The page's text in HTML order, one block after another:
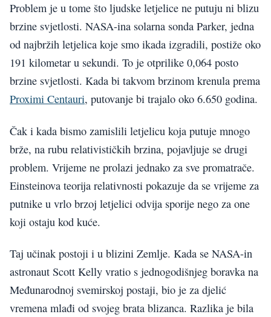
Problem je u tome što ljudske letjelice ne putuju ni blizu
brzine svjetlosti. NASA-ina solarna sonda Parker, jedna
od najbržih letjelica koje smo ikada izgradili, postiže oko
191 kilometar u sekundi. To je otprilike 0,064 posto
brzine svjetlosti. Kada bi takvom brzinom krenula prema
Proximi Centauri, putovanje bi trajalo oko 6.650 godina.
Čak i kada bismo zamislili letjelicu koja putuje mnogo
brže, na rubu relativističkih brzina, pojavljuje se drugi
problem. Vrijeme ne prolazi jednako za sve promatrače.
Einsteinova teorija relativnosti pokazuje da se vrijeme za
putnike u vrlo brzoj letjelici odvija sporije nego za one
koji ostaju kod kuće.
Taj učinak postoji i u blizini Zemlje. Kada se NASA-in
astronaut Scott Kelly vratio s jednogodišnjeg boravka na
Međunarodnoj svemirskoj postaji, bio je za djelić
vremena mlađi od svojeg brata blizanca. Razlika je bila